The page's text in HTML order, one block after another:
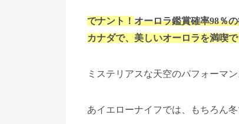
でナント！ オーロラ鑑賞確率98％
カナダで、美しいオーロラを満喫で
ミステリアスな天空のパフォーマ
あイエローナイフでは、もちろん